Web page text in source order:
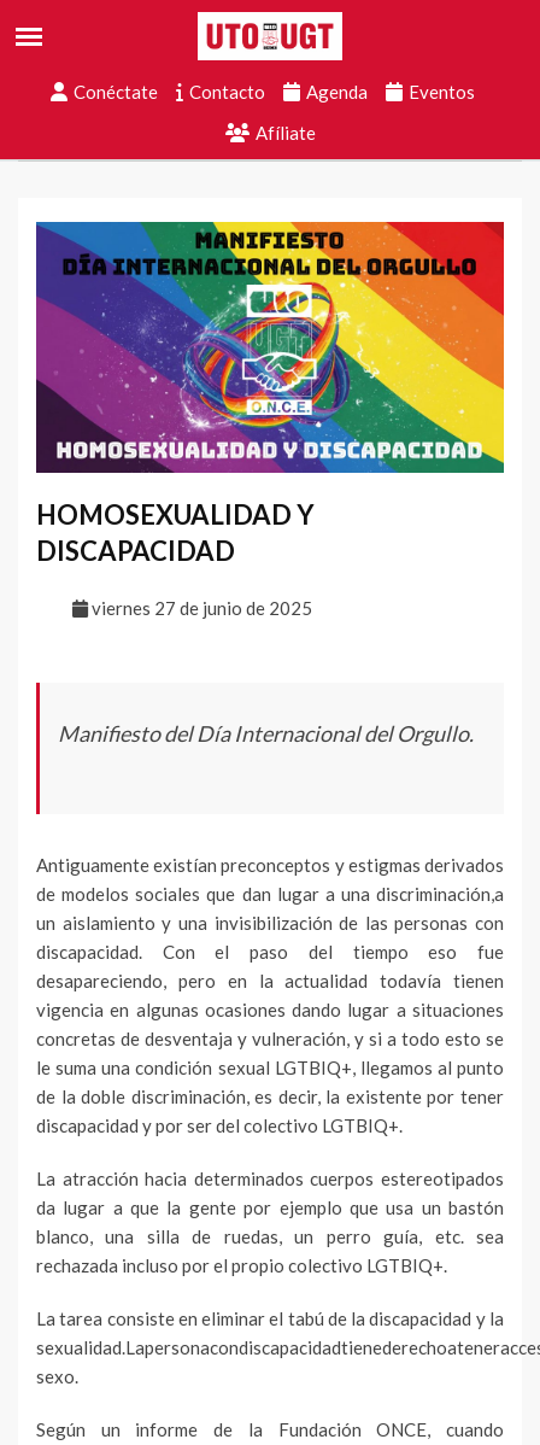
Conéctate Contacto Agenda
Eventos
Afíliate
HOMOSEXUALIDAD Y
DISCAPACIDAD
viernes 27 de junio de 2025
Manifiesto del Día Internacional del Orgullo.
Antiguamente existían preconceptos y estigmas derivados
de modelos sociales que dan lugar a una discriminación,a
un aislamiento y una invisibilización de las personas con
discapacidad. Con el paso del tiempo eso fue
desapareciendo, pero en la actualidad todavía tienen
vigencia en algunas ocasiones dando lugar a situaciones
concretas de desventaja y vulneración, y si a todo esto se
le suma una condición sexual LGTBIQ+, llegamos al punto
de la doble discriminación, es decir, la existente por tener
discapacidad y por ser del colectivo LGTBIQ+.
La atracción hacia determinados cuerpos estereotipados
da lugar a que la gente por ejemplo que usa un bastón
blanco, una silla de ruedas, un perro guía, etc. sea
rechazada incluso por el propio colectivo LGTBIQ+.
La tarea consiste en eliminar el tabú de la discapacidad y la
sexo.
Según un informe de la Fundación ONCE, cuando